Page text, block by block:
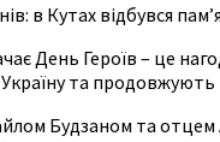
в Кутах відбувся
День Героїв – це
та продовжують
Будзаном та отцем